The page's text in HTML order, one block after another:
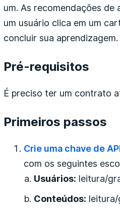
um. As recomendações
um usuário clica em um
concluir sua
Pré-requisitos
É preciso ter um contrato
Primeiros passos
Crie uma chave de
com os seguintes
Usuários: leitura/
Conteúdos: